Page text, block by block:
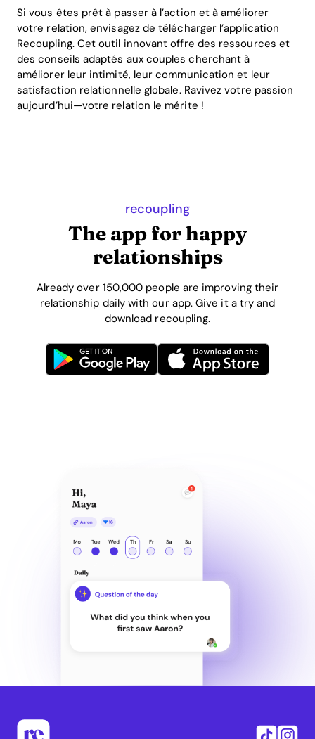
Si vous êtes prêt à passer à l’action et à améliorer
votre relation, envisagez de télécharger l’application
Recoupling. Cet outil innovant offre des ressources et
des conseils adaptés aux couples cherchant à
améliorer leur intimité, leur communication et leur
satisfaction relationnelle globale. Ravivez votre passion
aujourd’hui—votre relation le mérite !
recoupling
The app for happy
relationships
Already over 150,000 people are improving their
relationship daily with our app. Give it a try and
download recoupling.